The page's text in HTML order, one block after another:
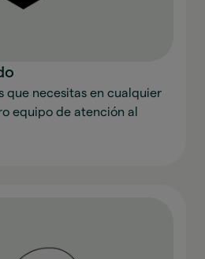
que necesitas en cualquier
equipo de atención al